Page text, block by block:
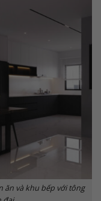
ăn và khu bếp với tông